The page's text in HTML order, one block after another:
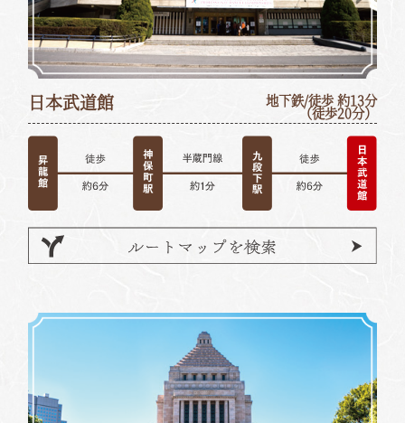
日本武道館 地下鉄/徒歩 約13分
（徒歩20分）